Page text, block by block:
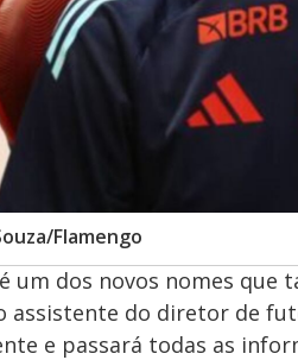
Flamengo
um dos novos nomes que
assistente do diretor de
e passará todas as